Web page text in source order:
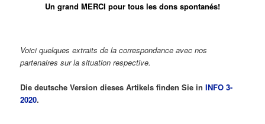
Un grand MERCI pour tous les dons spontanés!
Voici quelques extraits de la correspondance avec nos
partenaires sur la situation respective.
Die deutsche Version dieses Artikels finden Sie inINFO 3-
2020.